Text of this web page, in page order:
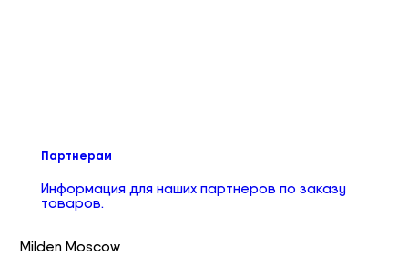
Партнерам
Информация для наших партнеров по заказу
товаров.
Milden Moscow